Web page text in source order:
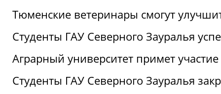
Тюменские ветеринары смогут
Студенты ГАУ Северного Зауралья
Аграрный университет примет
Студенты ГАУ Северного Зауралья